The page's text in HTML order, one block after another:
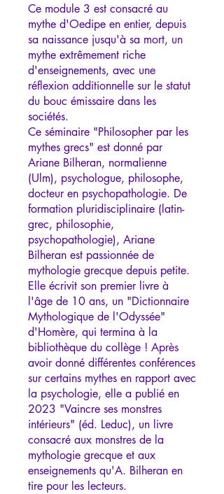
Ce module 3 est consacré au
mythe d'Oedipe en entier, depuis
sa naissance jusqu'à sa mort, un
mythe extrêmement riche
d'enseignements, avec une
réflexion additionnelle sur le statut
du bouc émissaire dans les
sociétés.
Ce séminaire "Philosopher par les
mythes grecs" est donné par
Ariane Bilheran, normalienne
(Ulm), psychologue, philosophe,
docteur en psychopathologie. De
formation pluridisciplinaire (latin-
grec, philosophie,
psychopathologie), Ariane
Bilheran est passionnée de
mythologie grecque depuis petite.
Elle écrivit son premier livre à
l'âge de 10 ans, un "Dictionnaire
Mythologique de l'Odyssée"
d'Homère, qui termina à la
bibliothèque du collège ! Après
avoir donné différentes conférences
sur certains mythes en rapport avec
la psychologie, elle a publié en
2023 "Vaincre ses monstres
intérieurs" (éd. Leduc), un livre
consacré aux monstres de la
mythologie grecque et aux
enseignements qu'A. Bilheran en
tire pour les lecteurs.